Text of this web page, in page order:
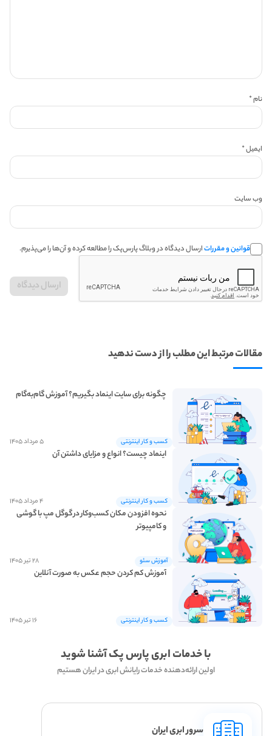
نام*
ایمیل*
وب‌ سایت
قوانین و مقرراتارسال دیدگاه در وبلاگ پارس‌پک را مطالعه کرده و آن‌ها را می‌پذیرم.
مقالات مرتبط این مطلب را از دست ندهید
کسب و کار اینترنتی ۵ مرداد ۱۴۰۵
چگونه برای سایت اینماد بگیریم؟ آموزش گام‌به‌گام
کسب و کار اینترنتی ۴ مرداد ۱۴۰۵
اینماد چیست؟ انواع و مزایای داشتن آن
آموزش سئو ۲۸ تیر ۱۴۰۵
نحوه افزودن مکان کسب­‌و­کار در گوگل مپ با گوشی
و کامپیوتر
کسب و کار اینترنتی ۱۶ تیر ۱۴۰۵
آموزش کم کردن حجم عکس به صورت آنلاین
با خدمات ابری پارس پک آشنا شوید
اولین ارائه‌دهنده خدمات رایانش ابری در ایران هستیم
سرور ابری ایران